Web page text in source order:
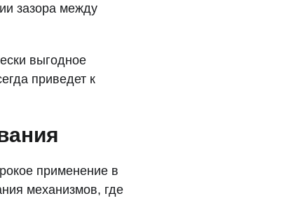
зазора между
выгодное
приведет к
применение в
механизмов, где